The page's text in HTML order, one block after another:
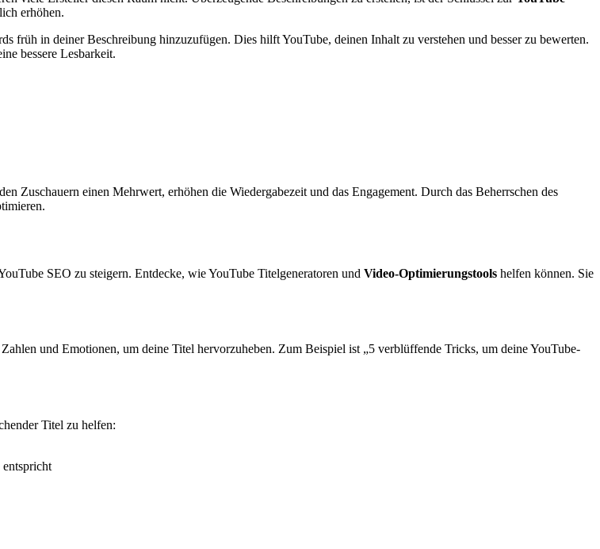
erhöhen.
früh in deiner Beschreibung hinzuzufügen. Dies hilft YouTube, deinen Inhalt zu verstehen und besser zu bewerten.
bessere Lesbarkeit.
Zuschauern einen Mehrwert, erhöhen die Wiedergabezeit und das Engagement. Durch das Beherrschen des
SEO zu steigern. Entdecke, wie YouTube Titelgeneratoren und Video-Optimierungstools helfen können. Sie
und Emotionen, um deine Titel hervorzuheben. Zum Beispiel ist „5 verblüffende Tricks, um deine YouTube-
Titel zu helfen: